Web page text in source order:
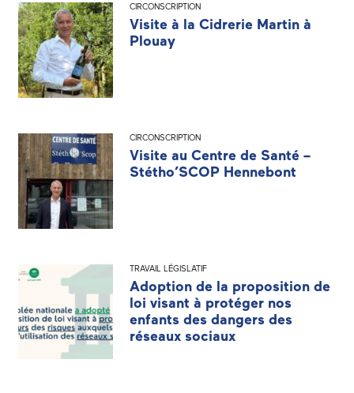
CIRCONSCRIPTION
Visite à la Cidrerie Martin à
Plouay
CIRCONSCRIPTION
Visite au Centre de Santé –
Stétho’SCOP Hennebont
TRAVAIL LÉGISLATIF
Adoption de la proposition de
loi visant à protéger nos
enfants des dangers des
réseaux sociaux